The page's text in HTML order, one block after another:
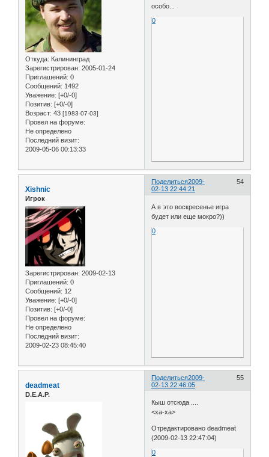
Откуда: Калининград
Зарегистрирован: 2005-01-24
Приглашений: 0
Сообщений: 1492
Уважение: [+0/-0]
Позитив: [+0/-0]
Возраст: 43 [1983-07-03]
Провел на форуме:
Не определено
Последний визит:
2009-05-06 00:13:33
особо...
0
Поделиться 54
2009-
02-13 22:44:21
Xishnic
Игрок
Зарегистрирован: 2009-02-13
Приглашений: 0
Сообщений: 12
Уважение: [+0/-0]
Позитив: [+0/-0]
Провел на форуме:
Не определено
Последний визит:
2009-02-23 08:45:40
А в это воскресенье игра
будет или еще мокро?))
0
Поделиться 55
2009-
02-13 22:46:05
deadmeat
D.E.A.P.
Кыш отсюда ....
<ха-ха>
Отредактировано deadmeat
(2009-02-13 22:47:04)
0